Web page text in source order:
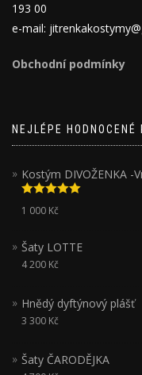
193 00
e-mail:
Obchodní podmínky
NEJLÉPE HODNOCENÉ
Kostým DIVOŽENKA -
Hodnocení
5.00z 5
1 000 Kč
Šaty LOTTE
4 200 Kč
Hnědý dyftýnový plášť
3 300 Kč
Šaty ČARODĚJKA